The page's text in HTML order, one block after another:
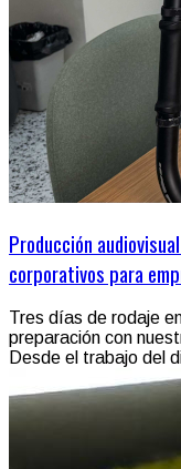
Producción
corporativos para
Tres días de rodaje
preparación con
Desde el trabajo del